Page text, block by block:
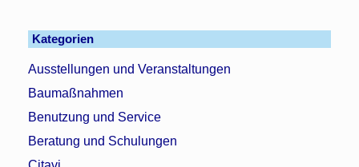
Kategorien
Ausstellungen und Veranstaltungen
Baumaßnahmen
Benutzung und Service
Beratung und Schulungen